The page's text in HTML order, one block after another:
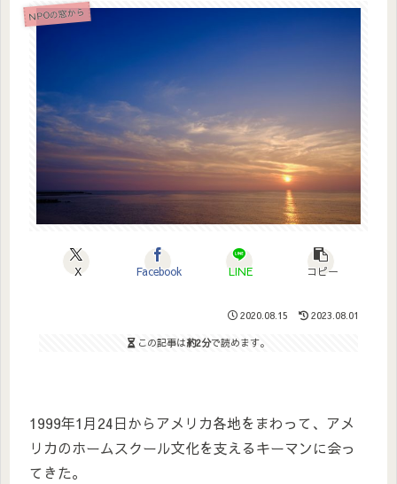
NPOの窓から
X Facebook LINE コピー
2020.08.15 2023.08.01
この記事は約2分で読めます。
1999年1月24日からアメリカ各地をまわって、アメ
リカのホームスクール文化を支えるキーマンに会っ
てきた。